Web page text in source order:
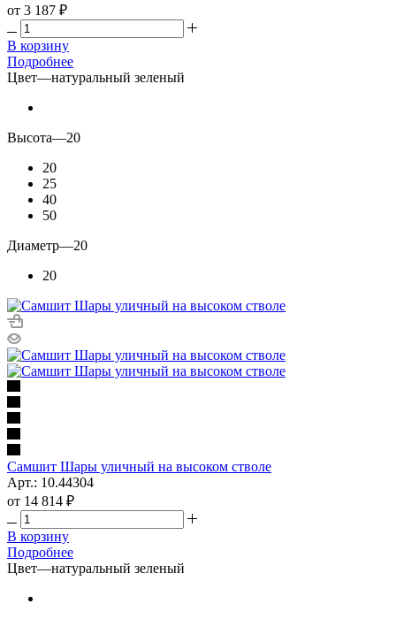
от 3 187 ₽
В корзину
Подробнее
Цвет—натуральный зеленый
Высота—20
20
25
40
50
Диаметр—20
20
Самшит Шары уличный на высоком стволе
Арт.: 10.44304
от 14 814 ₽
В корзину
Подробнее
Цвет—натуральный зеленый